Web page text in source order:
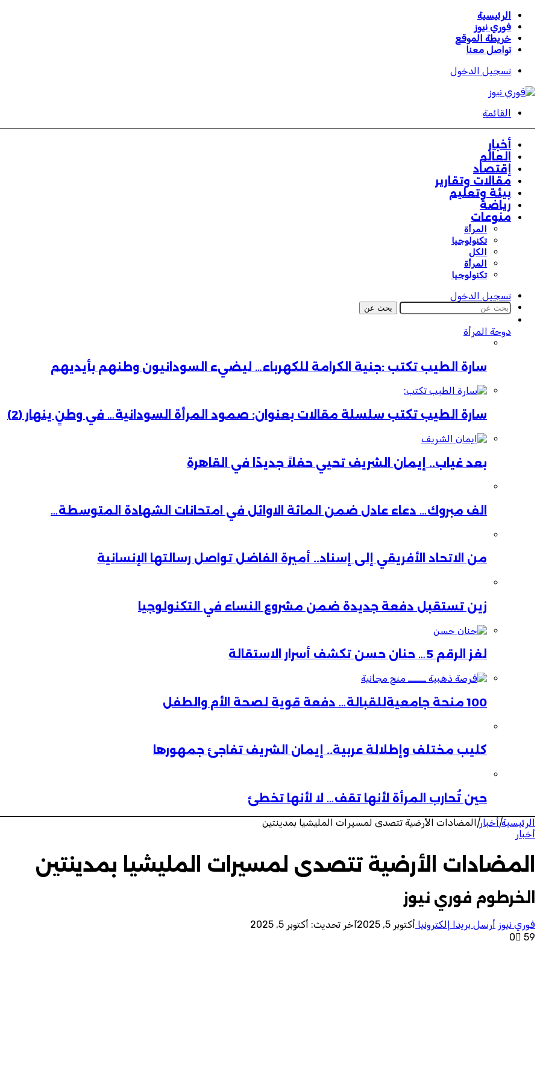
الرئيسية
فوري نيوز
خريطة الموقع
تواصل معنا
تسجيل الدخول
القائمة
أخبار
العالم
إقتصاد
مقالات وتقارير
بيئة وتعليم
رياضة
منوعات
المرأة
تكنولوجيا
الكل
المرأة
تكنولوجيا
تسجيل الدخول
بحث عن
دوحة المرأة
سارة الطيب تكتب :جنية الكرامة للكهرباء… ليضيء السودانيون وطنهم بأيديهم
سارة الطيب تكتب سلسلة مقالات بعنوان: صمود المرأة السودانية… في وطنٍ ينهار (2)
بعد غياب.. إيمان الشريف تحيي حفلاً جديدًا في القاهرة
الف مبروك… دعاء عادل ضمن المائة الاوائل في امتحانات الشهادة المتوسطة…
من الاتحاد الأفريقي إلى إسناد.. أميرة الفاضل تواصل رسالتها الإنسانية
زين تستقبل دفعة جديدة ضمن مشروع النساء في التكنولوجيا
لغز الرقم 5… حنان حسن تكشف أسرار الاستقالة
100 منحة جامعيةللقبالة… دفعة قوية لصحة الأم والطفل
كليب مختلف وإطلالة عربية.. إيمان الشريف تفاجئ جمهورها
حين تُحارب المرأة لأنها تقف… لا لأنها تخطئ
الرئيسية|أخبار| المضادات الأرضية تتصدى لمسيرات المليشيا بمدينتين
أخبار
المضادات الأرضية تتصدى لمسيرات المليشيا بمدينتين
الخرطوم فوري نيوز
فوري نيوز أرسل بريدا إلكترونيا أكتوبر 5, 2025
آخر تحديث: أكتوبر 5, 2025
0
59